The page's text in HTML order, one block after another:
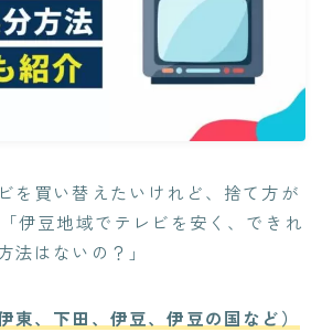
を買い替えたいけれど、捨て方が
伊豆地域でテレビを安く、できれ
法はないの？」
東、下田、伊豆、伊豆の国など）